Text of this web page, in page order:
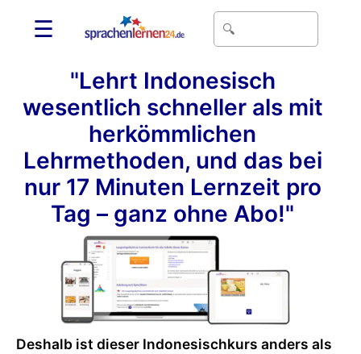
☰
"Lehrt Indonesisch
wesentlich schneller als mit
herkömmlichen
Lehrmethoden, und das bei
nur 17 Minuten Lernzeit pro
Tag – ganz ohne Abo!"
Deshalb ist dieser Indonesischkurs anders als